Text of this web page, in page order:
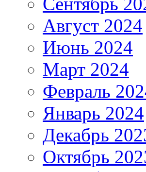
Август 2024
Июнь 2024
Март 2024
Февраль
Январь 2024
Декабрь
Октябрь